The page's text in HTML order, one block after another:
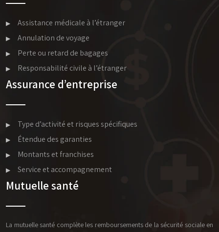
Assistance médicale à l’étranger
Annulation de voyage
Perte ou retard de bagages
Responsabilité civile à l’étranger
Assurance d’entreprise
Type d’activité et risques spécifiques
Étendue des garanties
Montants et franchises
Service et accompagnement
Mutuelle santé
La mutuelle santé complète les remboursements de la sécurité sociale en